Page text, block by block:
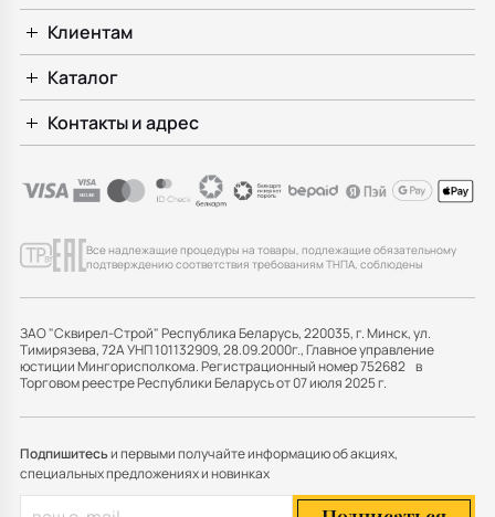
Клиентам
Каталог
Контакты и адрес
Все надлежащие процедуры на товары, подлежащие обязательному
подтверждению соответствия требованиям ТНПА, соблюдены
ЗАО "Сквирел-Строй" Республика Беларусь, 220035, г. Минск, ул.
Тимирязева, 72А УНП 101132909, 28.09.2000г., Главное управление
юстиции Мингорисполкома. Регистрационный номер 752682 в
Торговом реестре Республики Беларусь от 07 июля 2025 г.
Подпишитесьи первыми получайте информацию об акциях,
специальных предложениях и новинках